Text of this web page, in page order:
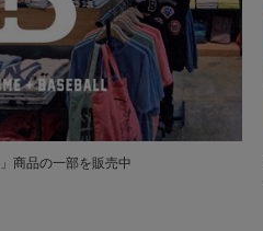
商品の一部を販売中